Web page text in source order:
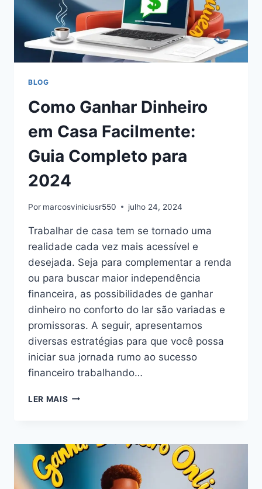
BLOG
Como Ganhar Dinheiro
em Casa Facilmente:
Guia Completo para
2024
Por marcosviniciusr550 julho 24, 2024
Trabalhar de casa tem se tornado uma
realidade cada vez mais acessível e
desejada. Seja para complementar a renda
ou para buscar maior independência
financeira, as possibilidades de ganhar
dinheiro no conforto do lar são variadas e
promissoras. A seguir, apresentamos
diversas estratégias para que você possa
iniciar sua jornada rumo ao sucesso
financeiro trabalhando…
LER MAIS COMO
CASA
FACILMENTE:
COMPLETO